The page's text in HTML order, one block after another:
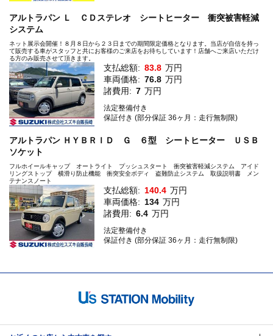
アルトラパン Ｌ ＣＤステレオ シートヒーター 衝突被害軽減
システム
ネット展示会開催！８月８日から２３日までの期間限定価格となります。当店が自信を持っ
て販売する車がスタッフと共にお客様のご来店をお待ちしています！店舗へご来店いただけ
る方のみ販売させて頂きます。
支払総額: 83.8 万円
車両価格: 76.8 万円
諸費用: 7 万円
法定整備付き
保証付き (部分保証 36ヶ月：走行無制限)
アルトラパン ＨＹＢＲＩＤ Ｇ ６型 シートヒーター ＵＳＢ
ソケット
フルホイールキャップ オートライト プッシュスタート 衝突被害軽減システム アイド
リングストップ 横滑り防止機能 衝突安全ボディ 盗難防止システム 取扱説明書 メン
テナンスノート
支払総額: 140.4 万円
車両価格: 134 万円
諸費用: 6.4 万円
法定整備付き
保証付き (部分保証 36ヶ月：走行無制限)